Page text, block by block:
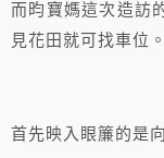
而昀寶媽這次造訪
見花田就可找車位。
首先映入眼簾的是